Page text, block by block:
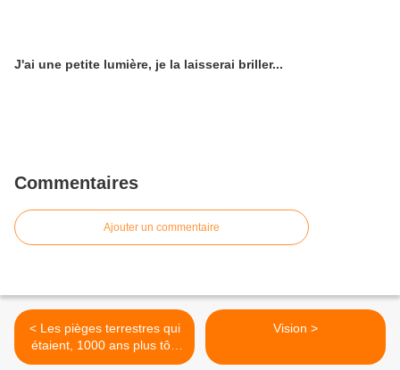
J'ai une petite lumière, je la laisserai briller...
Commentaires
Ajouter un commentaire
< Les pièges terrestres qui
étaient, 1000 ans plus tôt,
destinés aux orateurs
Vision >